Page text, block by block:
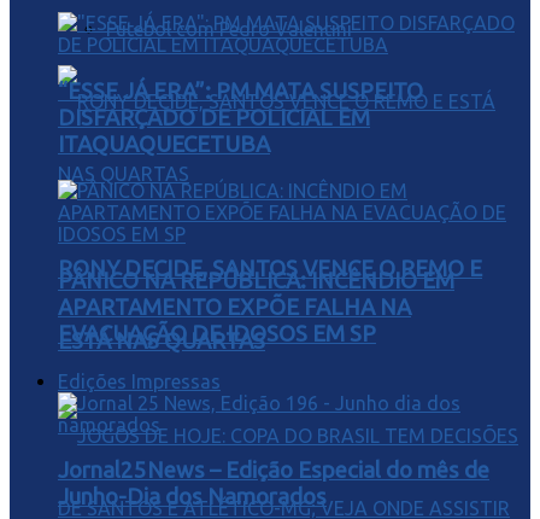
Futebol com Pedro Valentini
RONY DECIDE, SANTOS VENCE O REMO E
ESTÁ NAS QUARTAS
“ESSE JÁ ERA”: PM MATA SUSPEITO
DISFARÇADO DE POLICIAL EM
ITAQUAQUECETUBA
PÂNICO NA REPÚBLICA: INCÊNDIO EM
APARTAMENTO EXPÕE FALHA NA
EVACUAÇÃO DE IDOSOS EM SP
Edições Impressas
Jornal25News – Edição Especial do mês de
Junho-Dia dos Namorados